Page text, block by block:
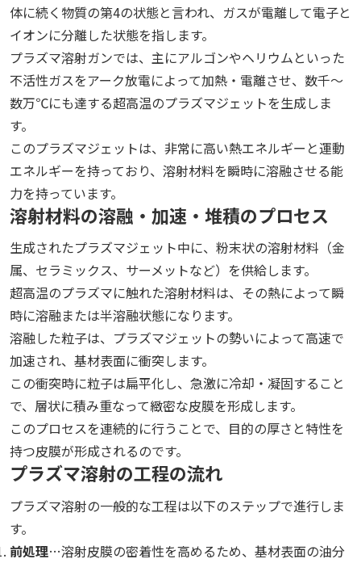
体に続く物質の第4の状態と言われ、ガスが電離して電子と
イオンに分離した状態を指します。
プラズマ溶射ガンでは、主にアルゴンやヘリウムといった
不活性ガスをアーク放電によって加熱・電離させ、数千〜
数万℃にも達する超高温のプラズマジェットを生成しま
す。
このプラズマジェットは、非常に高い熱エネルギーと運動
エネルギーを持っており、溶射材料を瞬時に溶融させる能
力を持っています。
溶射材料の溶融・加速・堆積のプロセス
生成されたプラズマジェット中に、粉末状の溶射材料（金
属、セラミックス、サーメットなど）を供給します。
超高温のプラズマに触れた溶射材料は、その熱によって瞬
時に溶融または半溶融状態になります。
溶融した粒子は、プラズマジェットの勢いによって高速で
加速され、基材表面に衝突します。
この衝突時に粒子は扁平化し、急激に冷却・凝固すること
で、層状に積み重なって緻密な皮膜を形成します。
このプロセスを連続的に行うことで、目的の厚さと特性を
持つ皮膜が形成されるのです。
プラズマ溶射の工程の流れ
プラズマ溶射の一般的な工程は以下のステップで進行しま
す。
前処理…溶射皮膜の密着性を高めるため、基材表面の油分